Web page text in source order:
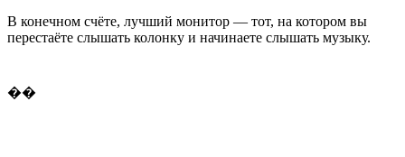
В конечном счёте, лучший монитор — тот, на котором вы
перестаёте слышать колонку и начинаете слышать музыку.
��